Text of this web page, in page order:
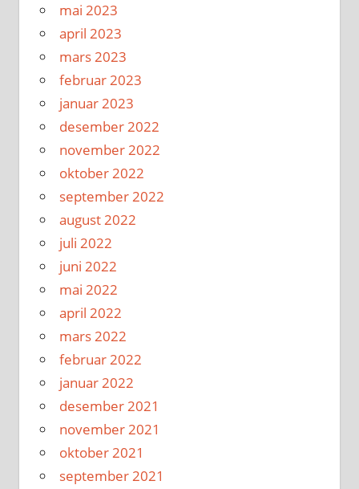
mai 2023
april 2023
mars 2023
februar 2023
januar 2023
desember 2022
november 2022
oktober 2022
september 2022
august 2022
juli 2022
juni 2022
mai 2022
april 2022
mars 2022
februar 2022
januar 2022
desember 2021
november 2021
oktober 2021
september 2021